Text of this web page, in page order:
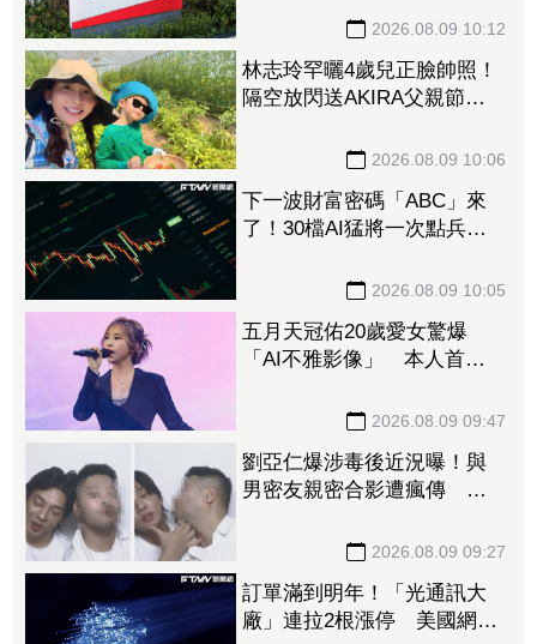
2026.08.09 10:12
林志玲罕曬4歲兒正臉帥照！
隔空放閃送AKIRA父親節禮
2026.08.09 10:06
下一波財富密碼「ABC」來
了！30檔AI猛將一次點兵 3
2026.08.09 10:05
五月天冠佑20歲愛女驚爆
「AI不雅影像」 本人首度
2026.08.09 09:47
劉亞仁爆涉毒後近況曝！與
男密友親密合影遭瘋傳 對
2026.08.09 09:27
訂單滿到明年！「光通訊大
廠」連拉2根漲停 美國網通